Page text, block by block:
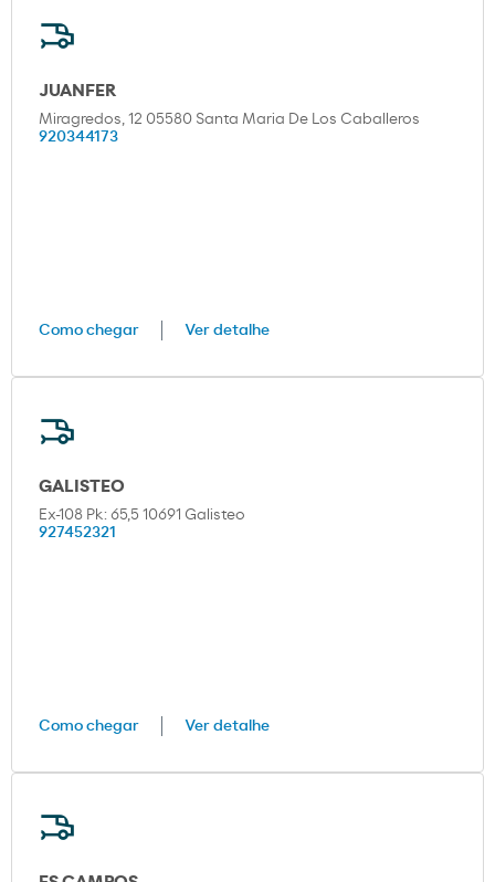
JUANFER
Miragredos, 12 05580 Santa Maria De Los Caballeros
920344173
Como chegar Ver detalhe
GALISTEO
Ex-108 Pk: 65,5 10691 Galisteo
927452321
Como chegar Ver detalhe